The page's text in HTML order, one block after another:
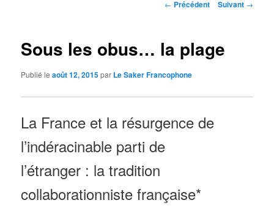
Navigation
← Précédent Suivant →
Sous les obus… la plage
Publié leaoût 12, 2015par Le Saker Francophone
La France et la résurgence de
l’indéracinable parti de
l’étranger : la tradition
collaborationniste française*